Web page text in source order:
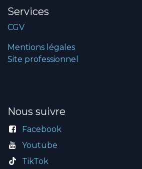
Services
CGV
Mentions légales
Site professionnel
Nous suivre
Facebook
Youtube
TikTok